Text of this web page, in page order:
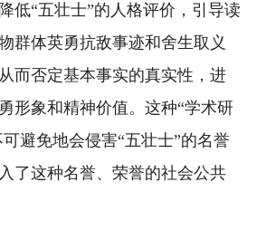
低“五壮士”的人格评价，引导读
群体英勇抗敌事迹和舍生取义
而否定基本事实的真实性，进
形象和精神价值。这种“学术研
可避免地会侵害“五壮士”的名誉
了这种名誉、荣誉的社会公共